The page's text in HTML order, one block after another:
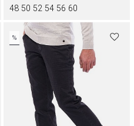
48 50 52 54 56 60
%